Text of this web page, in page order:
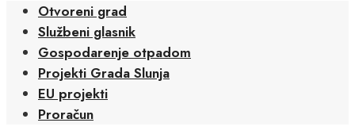
Otvoreni grad
Službeni glasnik
Gospodarenje otpadom
Projekti Grada Slunja
EU projekti
Proračun